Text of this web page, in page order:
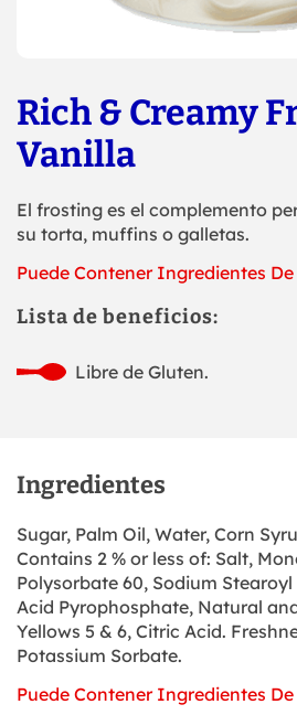
Rich & Creamy
Vanilla
El frosting es el complemento
su torta, muffins o galletas.
Puede Contener Ingredientes De
Lista de beneficios:
Libre de Gluten.
Ingredientes
Sugar, Palm Oil, Water, Corn
Contains 2 % or less of: Salt,
Polysorbate 60, Sodium
Acid Pyrophosphate, Natural
Yellows 5 & 6, Citric Acid.
Potassium Sorbate.
Puede Contener Ingredientes De